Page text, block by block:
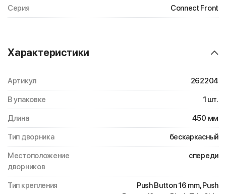
Серия Connect Front
Характеристики
Артикул 262204
В упаковке 1 шт.
Длина 450 мм
Тип дворника бескаркасный
Местоположение
дворников
спереди
Тип крепления
Push Button 16 mm, Push